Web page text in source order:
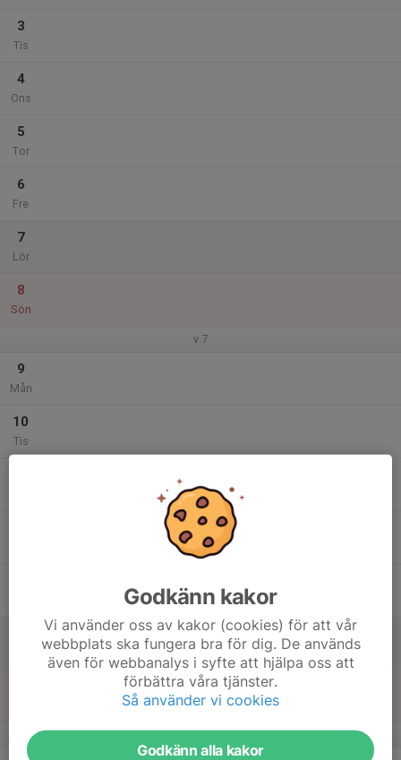
3
Tis
4
Ons
5
Tor
6
Fre
7
Lör
8
Sön
v.7
9
Mån
10
Tis
v.8
Godkänn kakor
Vi använder oss av kakor (cookies) för att vår
webbplats ska fungera bra för dig. De används
även för webbanalys i syfte att hjälpa oss att
förbättra våra tjänster.
Så använder vi cookies
Godkänn alla kakor